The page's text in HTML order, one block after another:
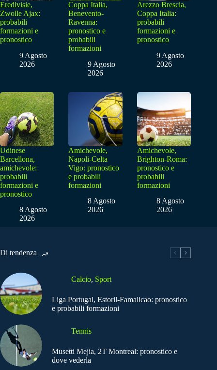
Eredivisie,
Zwolle Ajax:
probabili
formazioni e
pronostico
9 Agosto
2026
Coppa Italia,
Benevento-
Ravenna:
pronostico e
probabili
formazioni
9 Agosto
2026
Arezzo Brescia,
Coppa Italia:
probabili
formazioni e
pronostico
9 Agosto
2026
Udinese
Barcellona,
amichevole:
probabili
formazioni e
pronostico
8 Agosto
2026
Amichevole,
Napoli-Celta
Vigo: pronostico
e probabili
formazioni
8 Agosto
2026
Amichevole,
Brighton-Roma:
pronostico e
probabili
formazioni
8 Agosto
2026
Di tendenza
Calcio, Sport
Liga Portugal, Estoril-Famalicao: pronostico
e probabili formazioni
Tennis
Musetti Mejia, 2T Montreal: pronostico e
dove vederla